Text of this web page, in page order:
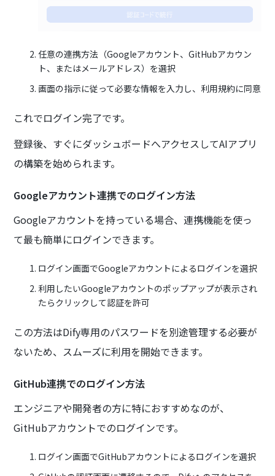
任意の連携方法（Googleアカウント、GitHubアカウン
ト、またはメールアドレス）を選択
画面の指示に従って必要な情報を入力し、利用規約に同意
これでログイン完了です。
登録後、すぐにダッシュボードへアクセスしてAIアプリ
の構築を始められます。
Googleアカウント連携でのログイン方法
Googleアカウントを持っている場合、連携機能を使っ
て最も簡単にログインできます。
ログイン画面でGoogleアカウントによるログインを選択
利用したいGoogleアカウントのポップアップが表示され
たらクリックして認証を許可
この方法はDify専用のパスワードを別途管理する必要が
ないため、スムーズに利用を開始できます。
GitHub連携でのログイン方法
エンジニアや開発者の方に特におすすめなのが、
GitHubアカウントでのログインです。
ログイン画面でGitHubアカウントによるログインを選択